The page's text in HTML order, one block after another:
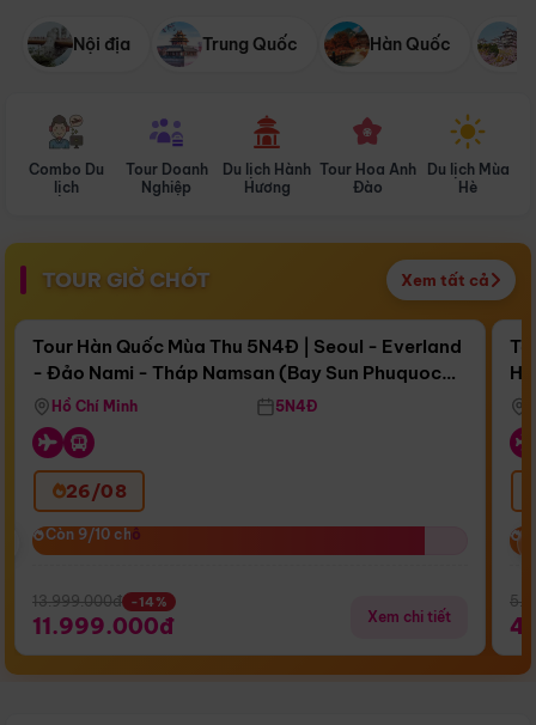
Nội địa Trung Quốc Hàn Quốc
Combo Du
lịch
Tour Doanh
Nghiệp
Du lịch Hành
Hương
Tour Hoa Anh
Đào
Du lịch Mùa
Hè
TOUR GIỜ CHÓT Xem tất cả
Còn16 ngày 19:48:46
Bay Sun Phuquoc Airways
Điểm nổi bật
Tour Hàn Quốc Mùa Thu 5N4Đ | Seoul - Everland
- Đảo Nami - Tháp Namsan (Bay Sun Phuquoc
Airways)
Hồ Chí Minh 5N4Đ
26/08
Còn 9/10 chỗ
Còn 9/10 chỗ
13.999.000đ -14%
11.999.000đ Xem chi tiết